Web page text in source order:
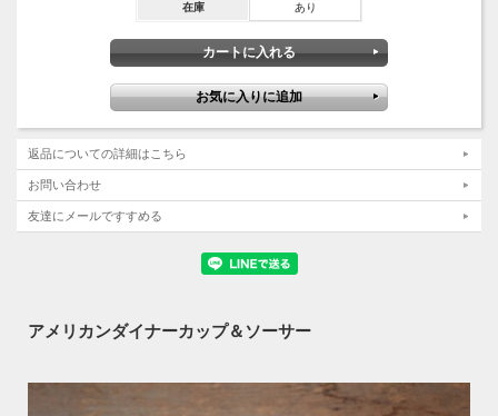
在庫 あり
返品についての詳細はこちら
お問い合わせ
友達にメールですすめる
アメリカンダイナーカップ＆ソーサー